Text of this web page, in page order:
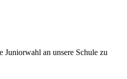
an unsere Schule zu